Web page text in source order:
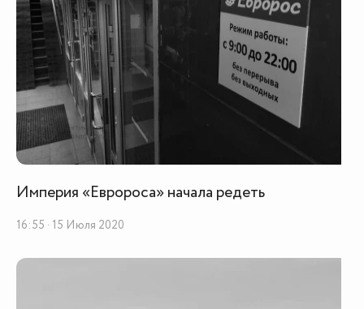
Империя «Евророса» начала редеть
16:55 · 15 Июля 2020